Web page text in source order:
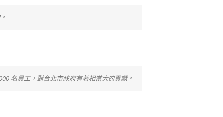
名員工，對台北市政府有著相當大的貢獻。